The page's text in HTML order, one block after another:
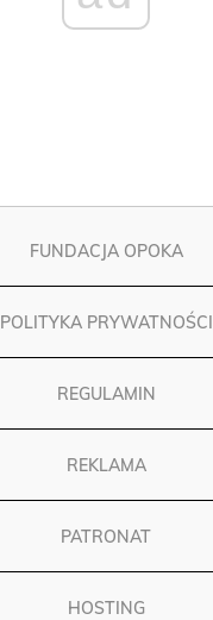
FUNDACJA OPOKA
POLITYKA PRYWATNOŚCI
REGULAMIN
REKLAMA
PATRONAT
HOSTING